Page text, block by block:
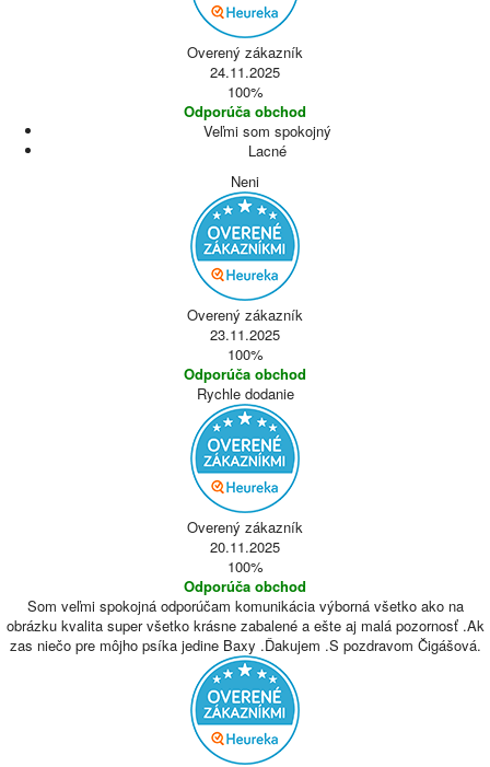
Overený zákazník
24.11.2025
100%
Odporúča obchod
Veľmi som spokojný
Lacné
Neni
Overený zákazník
23.11.2025
100%
Odporúča obchod
Rychle dodanie
Overený zákazník
20.11.2025
100%
Odporúča obchod
Som veľmi spokojná odporúčam komunikácia výborná všetko ako na
obrázku kvalita super všetko krásne zabalené a ešte aj malá pozornosť .Ak
zas niečo pre môjho psíka jedine Baxy .Ďakujem .S pozdravom Čigášová.